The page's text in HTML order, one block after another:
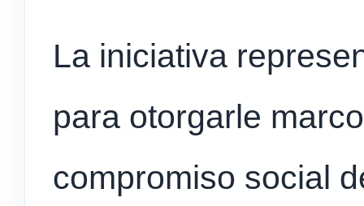
La iniciativa
para otorgarle
compromiso social